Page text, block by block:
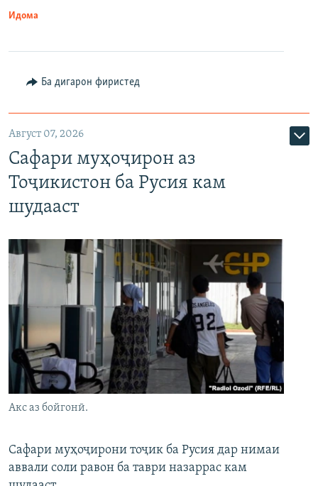
Идома
Ба дигарон фиристед
Август 07, 2026
Сафари муҳоҷирон аз
Тоҷикистон ба Русия кам
шудааст
Акс аз бойгонӣ.
Сафари муҳоҷирони тоҷик ба Русия дар нимаи
аввали соли равон ба таври назаррас кам